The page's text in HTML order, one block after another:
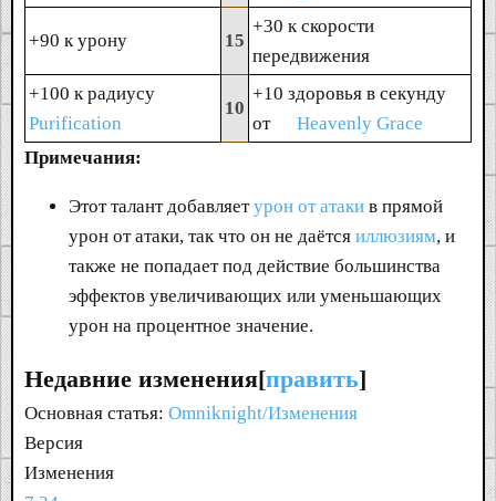
+90 к урону 15
+30 к скорости
передвижения
+100 к радиусу
Purification
10
+10 здоровья в секунду
от
Heavenly Grace
Примечания:
Этот талант добавляетурон от атаки в прямой
урон от атаки, так что он не даётся иллюзиям, и
также не попадает под действие большинства
эффектов увеличивающих или уменьшающих
урон на процентное значение.
Недавние изменения[править]
Основная статья: Omniknight/Изменения
Версия
Изменения